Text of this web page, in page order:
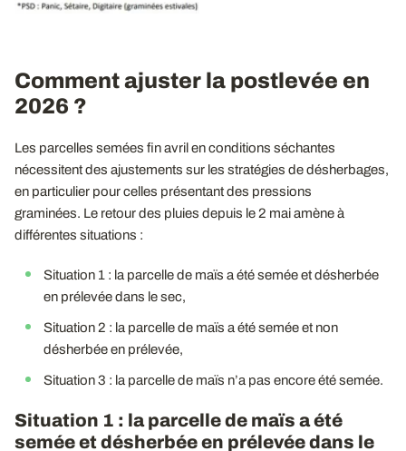
Comment ajuster la postlevée en
2026 ?
Les parcelles semées fin avril en conditions séchantes
nécessitent des ajustements sur les stratégies de désherbages,
en particulier pour celles présentant des pressions
graminées. Le retour des pluies depuis le 2 mai amène à
différentes situations :
Situation 1 : la parcelle de maïs a été semée et désherbée
en prélevée dans le sec,
Situation 2 : la parcelle de maïs a été semée et non
désherbée en prélevée,
Situation 3 : la parcelle de maïs n’a pas encore été semée.
Situation 1 : la parcelle de maïs a été
semée et désherbée en prélevée dans le